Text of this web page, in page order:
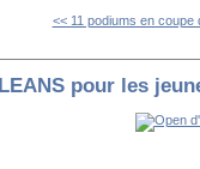
<< 11 podiums en coupe
pour les